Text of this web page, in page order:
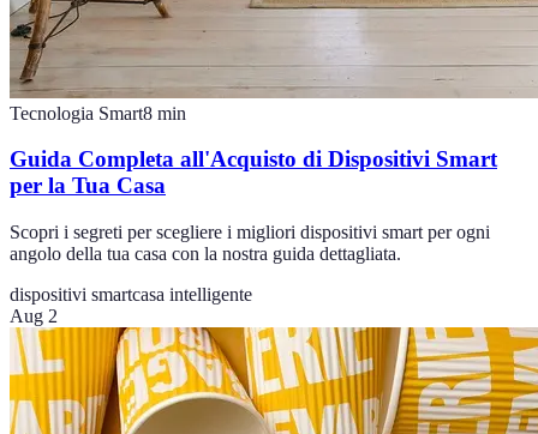
Tecnologia Smart8 min
Guida Completa all'Acquisto di Dispositivi Smart
per la Tua Casa
Scopri i segreti per scegliere i migliori dispositivi smart per ogni
angolo della tua casa con la nostra guida dettagliata.
dispositivi smartcasa intelligente
Aug 2